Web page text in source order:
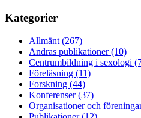
Kategorier
Allmänt (267)
Andras publikationer (10)
Centrumbildning i sexologi
Föreläsning (11)
Forskning (44)
Konferenser (37)
Organisationer och